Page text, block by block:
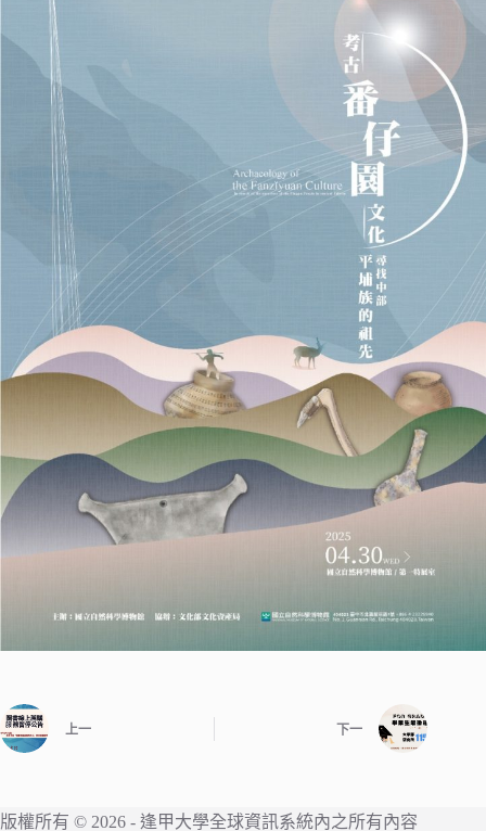
上一 下一
版權所有 © 2026 - 逢甲大學全球資訊系統內之所有內容